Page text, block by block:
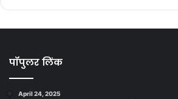
पॉपुलर लिंक
April 24, 2025